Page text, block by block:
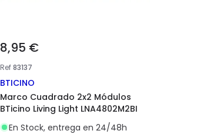
8,95 €
Ref83137
BTICINO
Marco Cuadrado 2x2 Módulos
BTicino Living Light LNA4802M2BI
En Stock, entrega en 24/48h